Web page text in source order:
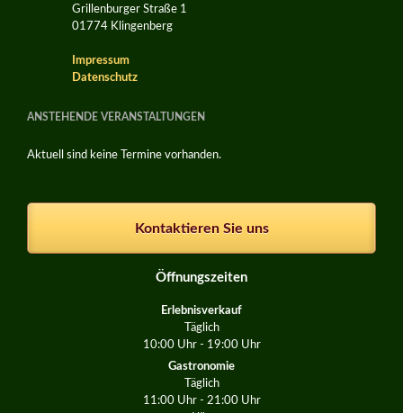
Grillenburger Straße 1
01774 Klingenberg
Impressum
Datenschutz
ANSTEHENDE VERANSTALTUNGEN
Aktuell sind keine Termine vorhanden.
Kontaktieren Sie uns
Öffnungszeiten
Erlebnisverkauf
Täglich
10:00 Uhr - 19:00 Uhr
Gastronomie
Täglich
11:00 Uhr - 21:00 Uhr